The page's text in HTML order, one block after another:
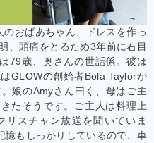
おばあちゃん、ドレスを作っ
、頭痛をとるため3年前に右目
79歳、奥さんの世話係。彼は
GLOWの創始者Bola Taylorが
娘のAmyさん曰く、母はご主
たそうです。ご主人は料理上
リスチャン放送を聞いていま
憶もしっかりしているので、車